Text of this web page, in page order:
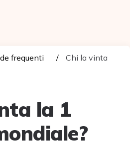
frequenti
Chi la vinta
la 1